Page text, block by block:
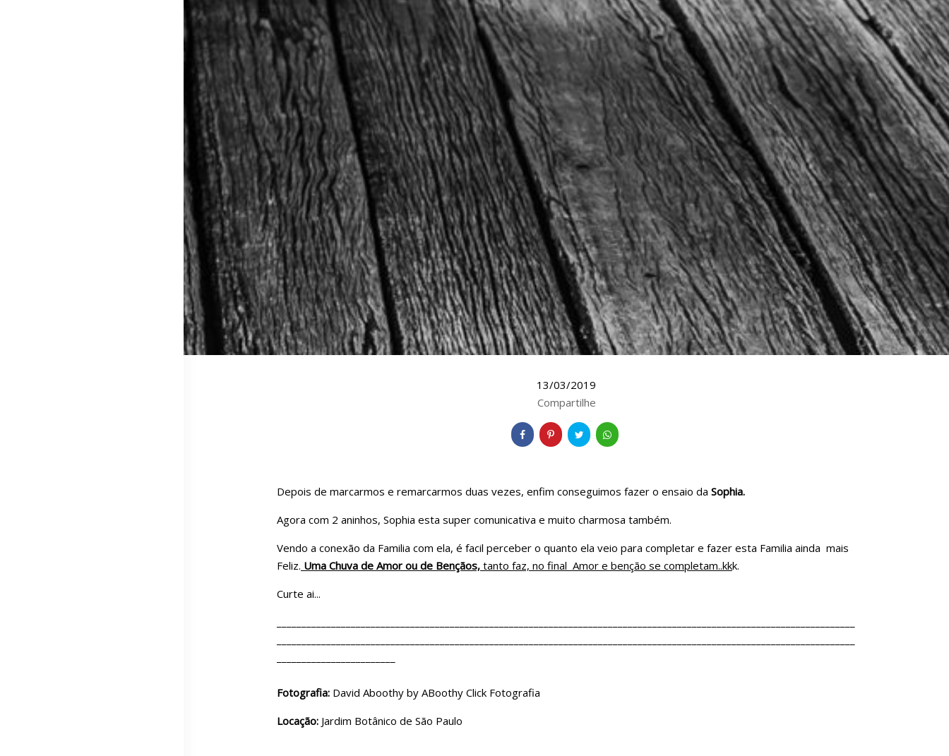
13/03/2019
Compartilhe
Depois de marcarmos e remarcarmos duas vezes, enfim conseguimos fazer o ensaio da Sophia.
Agora com 2 aninhos, Sophia esta super comunicativa e muito charmosa também.
Vendo a conexão da Familia com ela, é facil perceber o quanto ela veio para completar e fazer esta Familia ainda mais
Feliz. Uma Chuva de Amor ou de Bençãos, tanto faz, no final Amor e benção se completam..kkk.
Curte ai...
Fotografia: David Aboothy by ABoothy Click Fotografia
Locação: Jardim Botânico de São Paulo